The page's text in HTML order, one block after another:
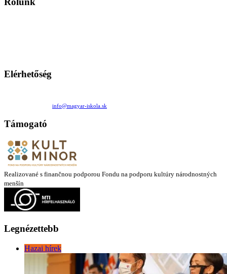
Elérhetőség
info@magyar-iskola.sk
Támogató
Realizované s finančnou podporou Fondu na podporu kultúry národnostných
menšín
Legnézettebb
Hazai hírek